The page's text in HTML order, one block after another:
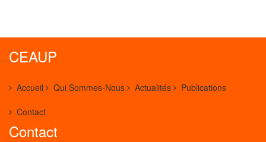
CEAUP
Accueil Qui Sommes-Nous Actualités Publications
Contact
Contact